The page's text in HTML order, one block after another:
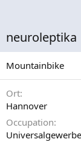
neuroleptika
Mountainbike
Ort
Hannover
Occupation